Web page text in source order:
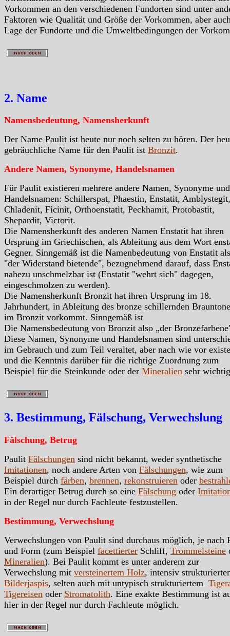
Vorkommen an den verschiedenen Fundorten sind unter
Faktoren wie Qualität und Größe der Vorkommen, aber
Lage der Fundorte und die Umweltbedingungen der
2. Name
Namensbedeutung, Namensherkunft
Der Name Paulit ist heute nur noch selten zu hören. Der
gebräuchliche Name für den Paulit ist Bronzit.
Andere Namen, Synonyme, Handelsnamen
Für Paulit existieren mehrere andere Namen, Synonyme und
Handelsnamen: Schillerspat, Phaestin, Enstatit, Amblystegit,
Chladenit, Ficinit, Orthoenstatit, Peckhamit, Protobastit,
Shepardit, Victorit.
Die Namensherkunft des anderen Namen Enstatit hat ihren
Ursprung im Griechischen, als Ableitung aus dem Wort
Gegner. Sinngemäß ist die Namenbedeutung von Enstatit
"der Widerstand bietende", bezugnehmend darauf, dass
nahezu unschmelzbar ist (Enstatit "wehrt sich" dagegen,
eingeschmolzen zu werden).
Die Namensherkunft Bronzit hat ihren Ursprung im 18.
Jahrhundert, in Ableitung des bronze schillernden
im Bronzit vorkommt. Sinngemäß ist
Die Namensbedeutung von Bronzit also „der
Diese Namen, Synonyme und Handelsnamen sind
im Gebrauch und zum Teil veraltet, aber nach wie vor
und die Kenntnis darüber für die richtige Zuordnung zum
Beispiel für die Steinkunde oder der Mineralien sehr
3. Bestimmung, Fälschung, Verwechslung
Fälschung, Betrug
Paulit Fälschungen sind nicht bekannt, weder synthetische
Imitationen, noch andere Arten von Fälschungen, wie zum
Beispiel durch färben, brennen, rekonstruieren oder
Ein derartiger Betrug durch so eine Fälschung oder
in der Regel nur durch Fachleute festzustellen.
Bestimmung, Verwechslung
Verwechslungen von Paulit sind durchaus möglich, je nach
und Form (zum Beispiel facettierter Schliff, Trommelsteine
Mineralien). Bei Paulit kommt es unter anderem zur
Verwechslung mit versteinertem Holz, intensiv
Bilderjaspis, selten auch mit untypisch strukturiertem
Tigereisen oder Stromatolith. Eine exakte Bestimmung ist
hier in der Regel nur durch Fachleute möglich.